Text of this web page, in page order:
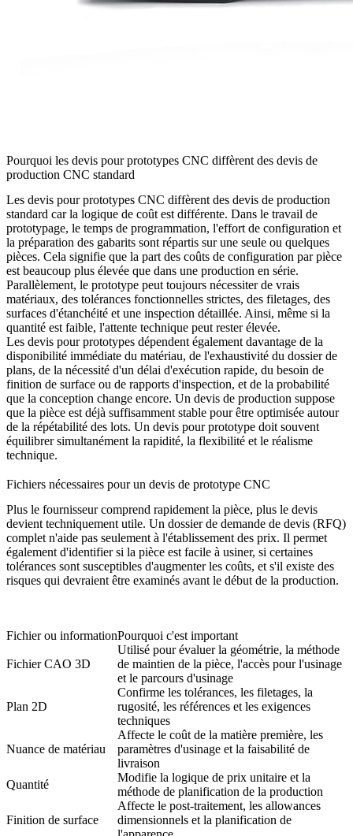
Pourquoi les devis pour prototypes CNC diffèrent des devis de
production CNC standard
Les devis pour prototypes CNC diffèrent des devis de production
standard car la logique de coût est différente. Dans le travail de
prototypage, le temps de programmation, l'effort de configuration et
la préparation des gabarits sont répartis sur une seule ou quelques
pièces. Cela signifie que la part des coûts de configuration par pièce
est beaucoup plus élevée que dans une production en série.
Parallèlement, le prototype peut toujours nécessiter de vrais
matériaux, des tolérances fonctionnelles strictes, des filetages, des
surfaces d'étanchéité et une inspection détaillée. Ainsi, même si la
quantité est faible, l'attente technique peut rester élevée.
Les devis pour prototypes dépendent également davantage de la
disponibilité immédiate du matériau, de l'exhaustivité du dossier de
plans, de la nécessité d'un délai d'exécution rapide, du besoin de
finition de surface ou de rapports d'inspection, et de la probabilité
que la conception change encore. Un devis de production suppose
que la pièce est déjà suffisamment stable pour être optimisée autour
de la répétabilité des lots. Un devis pour prototype doit souvent
équilibrer simultanément la rapidité, la flexibilité et le réalisme
technique.
Fichiers nécessaires pour un devis de prototype CNC
Plus le fournisseur comprend rapidement la pièce, plus le devis
devient techniquement utile. Un dossier de demande de devis (RFQ)
complet n'aide pas seulement à l'établissement des prix. Il permet
également d'identifier si la pièce est facile à usiner, si certaines
tolérances sont susceptibles d'augmenter les coûts, et s'il existe des
risques qui devraient être examinés avant le début de la production.
Fichier ou informationPourquoi c'est important
Fichier CAO 3D
Utilisé pour évaluer la géométrie, la méthode
de maintien de la pièce, l'accès pour l'usinage
et le parcours d'usinage
Plan 2D
Confirme les tolérances, les filetages, la
rugosité, les références et les exigences
techniques
Nuance de matériau
Affecte le coût de la matière première, les
paramètres d'usinage et la faisabilité de
livraison
Quantité
Modifie la logique de prix unitaire et la
méthode de planification de la production
Finition de surface
Affecte le post-traitement, les allowances
dimensionnels et la planification de